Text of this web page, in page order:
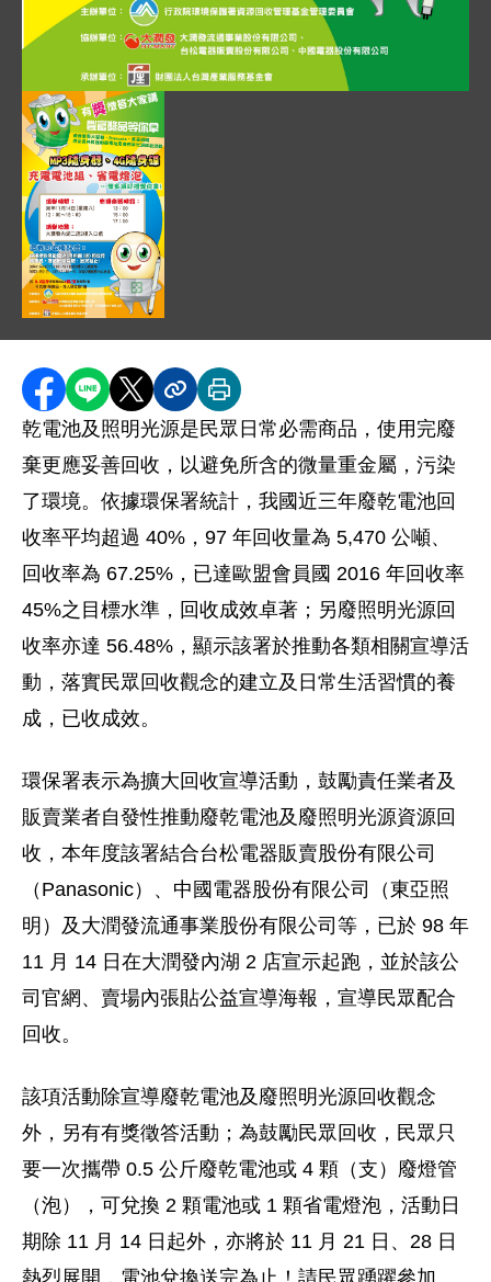
圖片說明：981120 業者自發辦理廢電池、廢照明光
此為一張直式宣傳展板，上方繪有擬人化的電池與
分享至 Facebook
分享到 LINE
分享到 X分享內容連結
列印本頁
乾電池及照明光源是民眾日常必需商品，使用完廢
棄更應妥善回收，以避免所含的微量重金屬，污染
了環境。依據環保署統計，我國近三年廢乾電池回
收率平均超過 40%，97 年回收量為 5,470 公噸、
回收率為 67.25%，已達歐盟會員國 2016 年回收率
45%之目標水準，回收成效卓著；另廢照明光源回
收率亦達 56.48%，顯示該署於推動各類相關宣導活
動，落實民眾回收觀念的建立及日常生活習慣的養
成，已收成效。
環保署表示為擴大回收宣導活動，鼓勵責任業者及
販賣業者自發性推動廢乾電池及廢照明光源資源回
收，本年度該署結合台松電器販賣股份有限公司
（Panasonic）、中國電器股份有限公司（東亞照
明）及大潤發流通事業股份有限公司等，已於 98 年
11 月 14 日在大潤發內湖 2 店宣示起跑，並於該公
司官網、賣場內張貼公益宣導海報，宣導民眾配合
回收。
該項活動除宣導廢乾電池及廢照明光源回收觀念
外，另有有獎徵答活動；為鼓勵民眾回收，民眾只
要一次攜帶 0.5 公斤廢乾電池或 4 顆（支）廢燈管
（泡），可兌換 2 顆電池或 1 顆省電燈泡，活動日
期除 11 月 14 日起外，亦將於 11 月 21 日、28 日
熱烈展開，電池兌換送完為止！請民眾踴躍參加。